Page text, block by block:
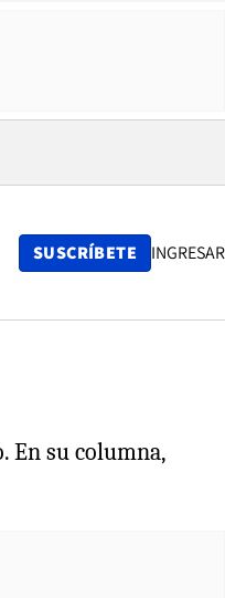
SUSCRÍBETE INGRESAR
En su columna,